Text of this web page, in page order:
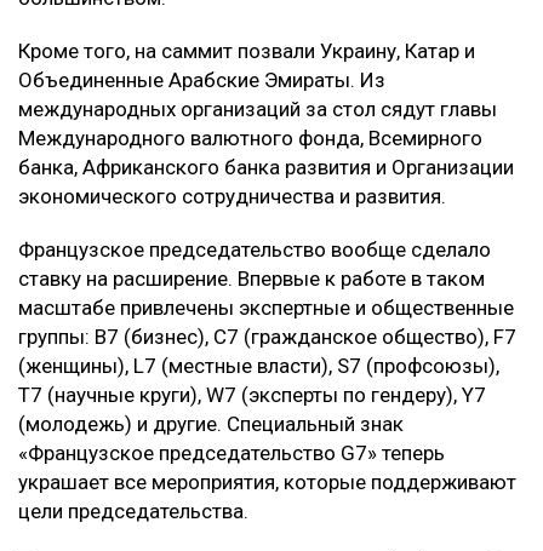
Кроме того, на саммит позвали Украину, Катар и
Объединенные Арабские Эмираты. Из
международных организаций за стол сядут главы
Международного валютного фонда, Всемирного
банка, Африканского банка развития и Организации
экономического сотрудничества и развития.
Французское председательство вообще сделало
ставку на расширение. Впервые к работе в таком
масштабе привлечены экспертные и общественные
группы: B7 (бизнес), C7 (гражданское общество), F7
(женщины), L7 (местные власти), S7 (профсоюзы),
T7 (научные круги), W7 (эксперты по гендеру), Y7
(молодежь) и другие. Специальный знак
«Французское председательство G7» теперь
украшает все мероприятия, которые поддерживают
цели председательства.